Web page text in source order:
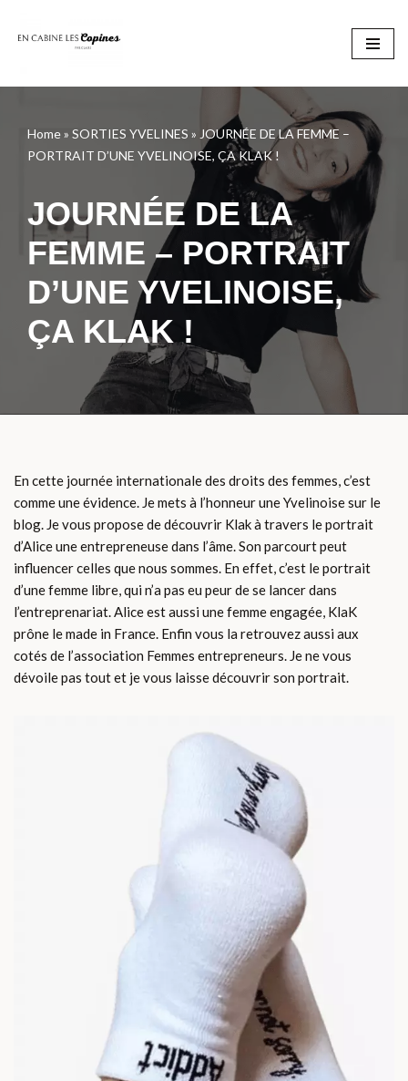
Home» SORTIES YVELINES » JOURNÉE DE LA FEMME –
PORTRAIT D’UNE YVELINOISE, ÇA KLAK !
JOURNÉE DE LA
FEMME – PORTRAIT
D’UNE YVELINOISE,
ÇA KLAK !
En cette journée internationale des droits des femmes, c’est
comme une évidence. Je mets à l’honneur une Yvelinoise sur le
blog. Je vous propose de découvrir Klak à travers le portrait
d’Alice une entrepreneuse dans l’âme. Son parcourt peut
influencer celles que nous sommes. En effet, c’est le portrait
d’une femme libre, qui n’a pas eu peur de se lancer dans
l’entreprenariat. Alice est aussi une femme engagée, KlaK
prône le made in France. Enfin vous la retrouvez aussi aux
cotés de l’association Femmes entrepreneurs. Je ne vous
dévoile pas tout et je vous laisse découvrir son portrait.